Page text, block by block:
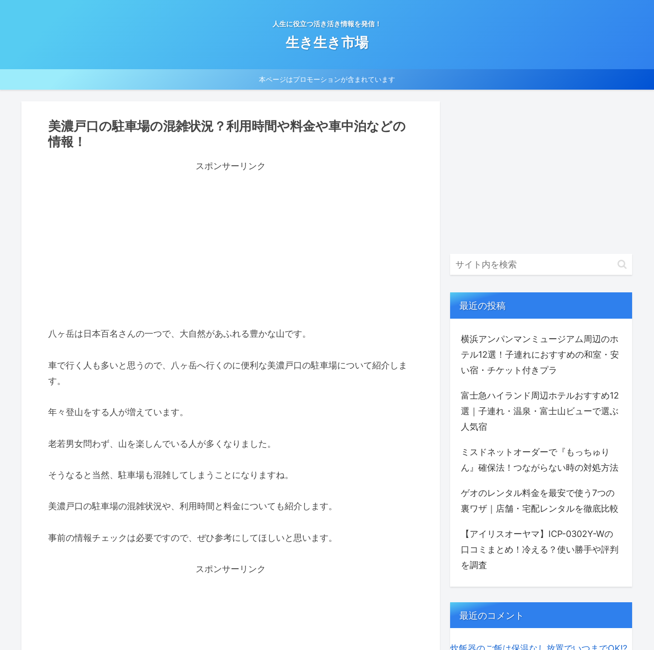
人生に役立つ活き活き情報を発信！
生き生き市場
本ページはプロモーションが含まれています
美濃戸口の駐車場の混雑状況？利用時間や料金や車中泊などの
情報！
スポンサーリンク
八ヶ岳は日本百名さんの一つで、大自然があふれる豊かな山です。
車で行く人も多いと思うので、八ヶ岳へ行くのに便利な美濃戸口の駐車場について紹介しま
す。
年々登山をする人が増えています。
老若男女問わず、山を楽しんでいる人が多くなりました。
そうなると当然、駐車場も混雑してしまうことになりますね。
美濃戸口の駐車場の混雑状況や、利用時間と料金についても紹介します。
事前の情報チェックは必要ですので、ぜひ参考にしてほしいと思います。
スポンサーリンク
最近の投稿
横浜アンパンマンミュージアム周辺のホ
テル12選！子連れにおすすめの和室・安
い宿・チケット付きプラ
富士急ハイランド周辺ホテルおすすめ12
選｜子連れ・温泉・富士山ビューで選ぶ
人気宿
ミスドネットオーダーで『もっちゅり
ん』確保法！つながらない時の対処方法
ゲオのレンタル料金を最安で使う7つの
裏ワザ｜店舗・宅配レンタルを徹底比較
【アイリスオーヤマ】ICP-0302Y-Wの
口コミまとめ！冷える？使い勝手や評判
を調査
最近のコメント